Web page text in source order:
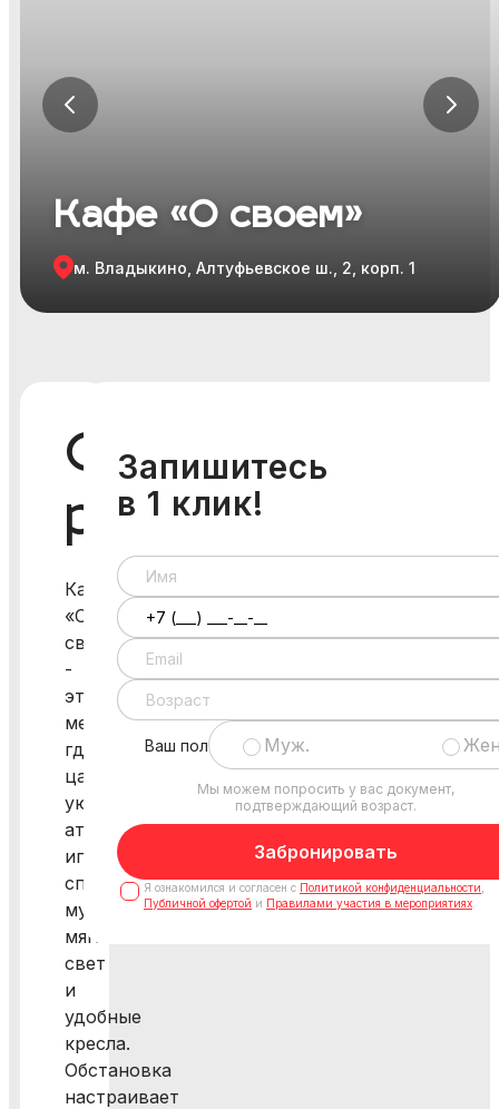
Кафе «О своем»
м. Владыкино, Алтуфьевское ш., 2, корп. 1
О
ресторане
Кафе
«О
своем»
-
это
место,
где
царит
уютная
атмосфера,
играет
спокойная
музыка,
мягкий
свет
и
удобные
кресла.
Обстановка
настраивает
Запишитесь
в 1 клик!
Ваш пол Муж.
Мы можем попросить у вас документ,
подтверждающий возраст.
Забронировать
Я ознакомился и согласен с Политикой конфиденциальности
Публичной офертой и Правилами участия в мероприятиях
участия в мероприятиях
Я ознакомился и согласен с
конфиденциальности